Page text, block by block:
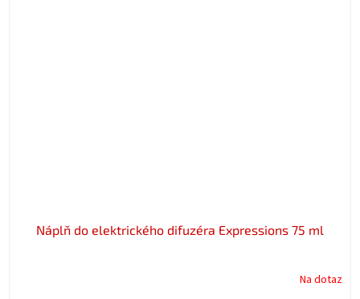
Náplň do elektrického difuzéra Expressions 75 ml
Na dotaz